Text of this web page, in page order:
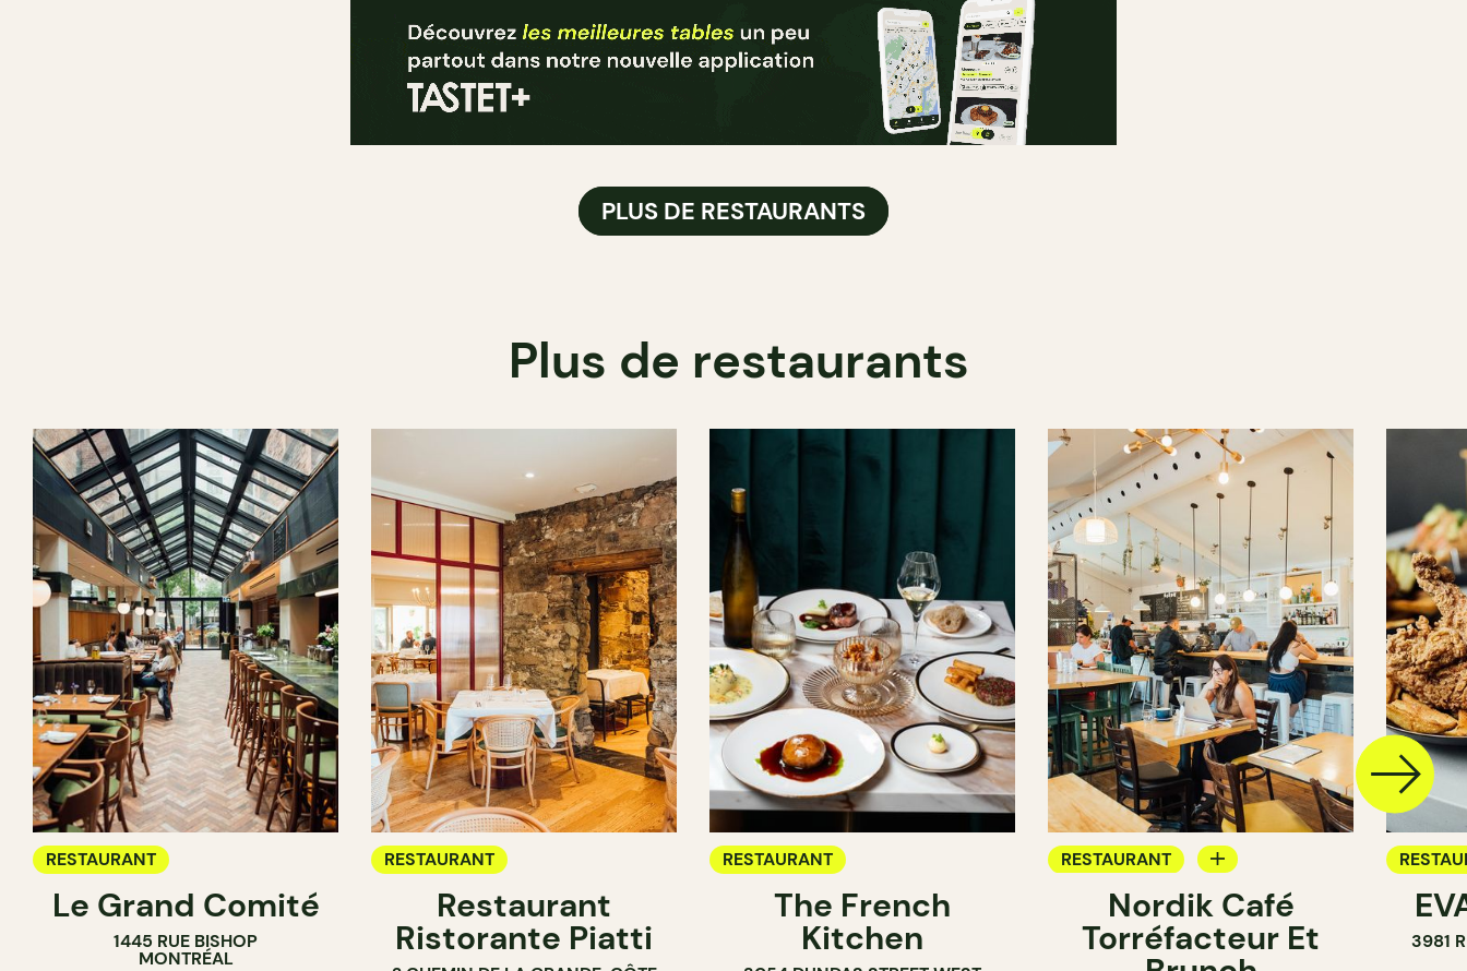
PLUS DE RESTAURANTS
Plus de restaurants
RESTAURANT
Le Grand Comité
1445 RUE BISHOP
MONTRÉAL
RESTAURANT
Restaurant
Ristorante Piatti
RESTAURANT
The French
Kitchen
RESTAURANT
Nordik Café
Torréfacteur Et 3981